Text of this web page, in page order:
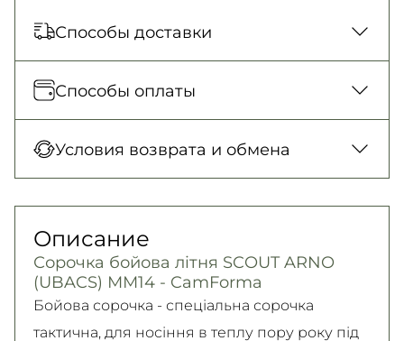
Способы доставки
Отправка каждый день. Наложенный
платеж только для заказов от 500 грн.
150 грн. / 1-2 дня
300 грн. / 1-2 дня
Самовывоз
Безкоштовно
Подробнее
Способы оплаты
картой в отделении, Картой онлайн, Google
Pay, PrivatPay, Visa, Mastercard.
Подробнее
Условия возврата и обмена
Подробно об условиях возврата и обмена
читайте на странице
Подробнее
Описание
Сорочка бойова літня SCOUT ARNO
(UBACS) ММ14 - CamForma
Бойова сорочка - спеціальна сорочка
тактична, для носіння в теплу пору року під